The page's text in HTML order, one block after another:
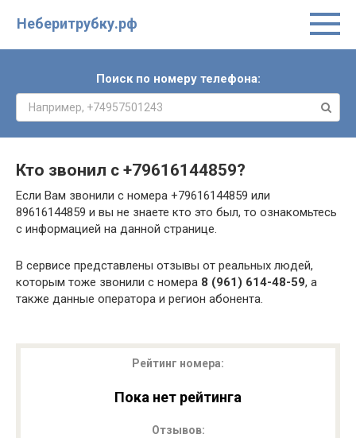
Неберитрубку.рф
Поиск по номеру телефона:
Кто звонил с +79616144859?
Если Вам звонили с номера +79616144859 или
89616144859 и вы не знаете кто это был, то ознакомьтесь
с информацией на данной странице.
В сервисе представлены отзывы от реальных людей,
которым тоже звонили с номера 8 (961) 614-48-59, а
также данные оператора и регион абонента.
Рейтинг номера:
Пока нет рейтинга
Отзывов: